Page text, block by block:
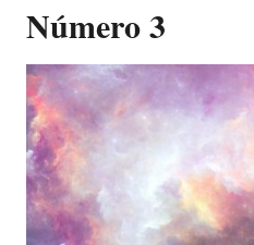
Número 3